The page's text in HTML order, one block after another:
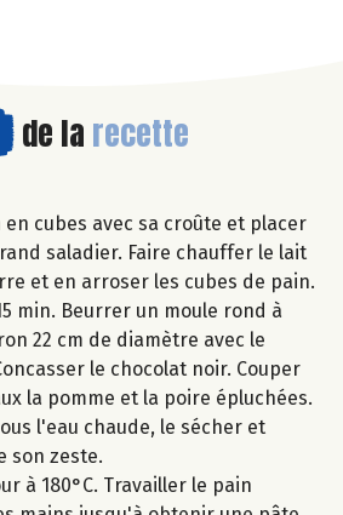
de la recette
en cubes avec sa croûte et placer
saladier. Faire chauffer le lait
et en arroser les cubes de pain.
min. Beurrer un moule rond à
22 cm de diamètre avec le
le chocolat noir. Couper
la pomme et la poire épluchées.
l'eau chaude, le sécher et
son zeste.
à 180°C. Travailler le pain